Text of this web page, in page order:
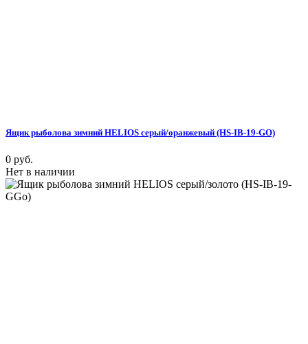
Ящик рыболова зимний HELIOS серый/оранжевый (HS-IB-19-GO)
0 руб.
Нет в наличии